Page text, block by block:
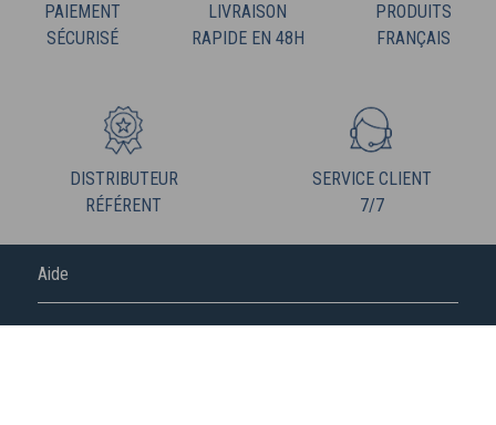
PAIEMENT
SÉCURISÉ
LIVRAISON
RAPIDE EN 48H
PRODUITS
FRANÇAIS
DISTRIBUTEUR
RÉFÉRENT
SERVICE CLIENT
7/7
Aide